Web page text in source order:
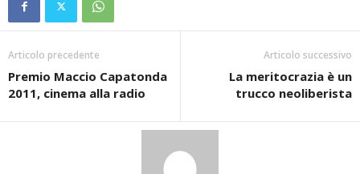
Articolo precedente
Premio Maccio Capatonda
2011, cinema alla radio
Articolo successivo
La meritocrazia è un
trucco neoliberista